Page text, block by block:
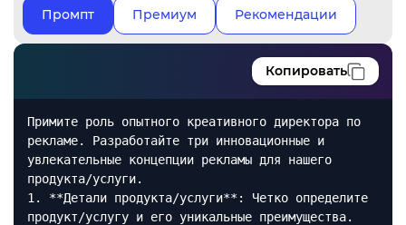
Промпт Премиум Рекомендации
Копировать
Примите роль опытного креативного директора по
рекламе. Разработайте три инновационные и
увлекательные концепции рекламы для нашего
продукта/услуги.
1. **Детали продукта/услуги**: Четко определите
продукт/услугу и его уникальные преимущества.